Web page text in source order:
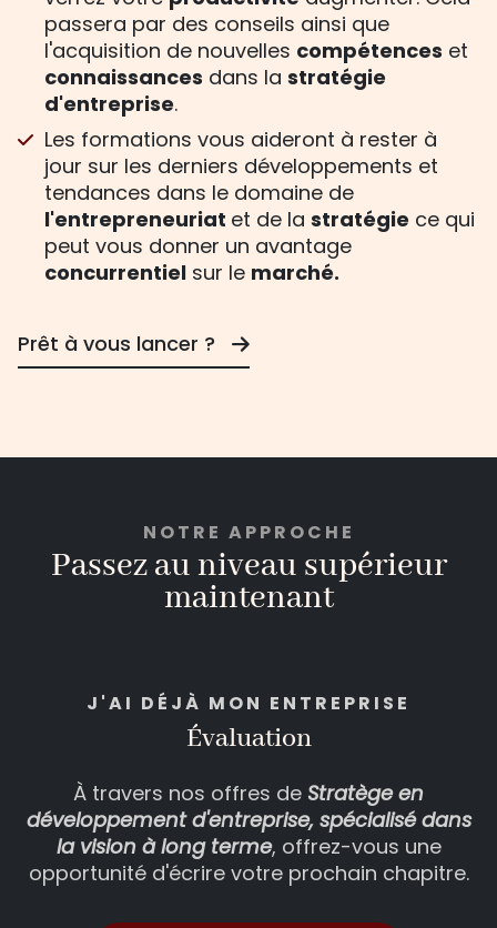
passera par des conseils ainsi que
l'acquisition de nouvelles compétences et
connaissances dans la stratégie
d'entreprise.
Les formations vous aideront à rester à
jour sur les derniers développements et
tendances dans le domaine de
l'entrepreneuriat et de la stratégie ce qui
peut vous donner un avantage
concurrentiel sur le marché.
Prêt à vous lancer ?
NOTRE APPROCHE
Passez au niveau supérieur
maintenant
J'AI D É JÀ MON ENTREPRISE
Évaluation
À travers nos offres de Stratège en
développement d'entreprise, spécialisé dans
la vision à long terme, offrez-vous une
opportunité d'écrire votre prochain chapitre.